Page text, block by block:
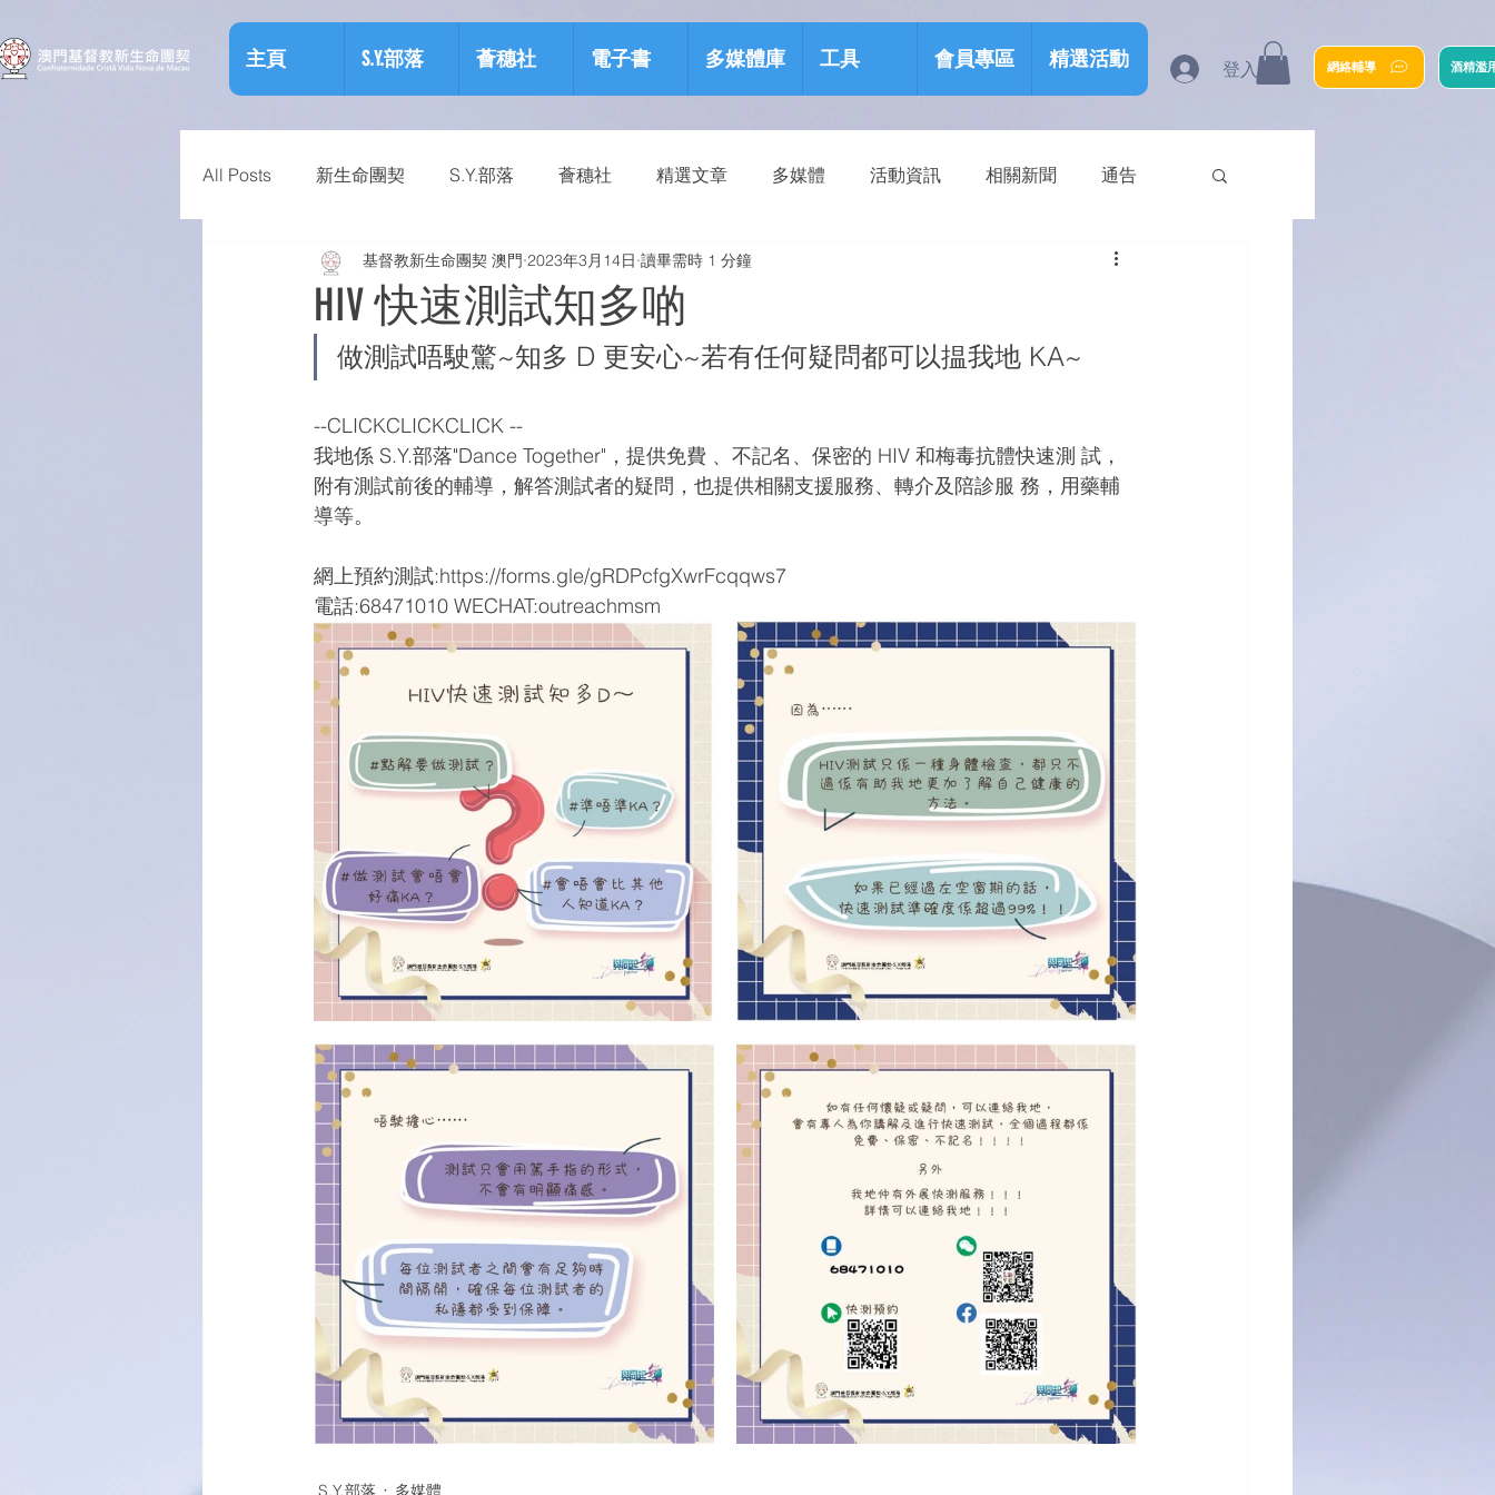
主頁 S.Y.部落 薈穗社 電子書 多媒體庫 工具 會員專區 精選活動 登入 網絡輔導 酒精濫
All Posts 新生命團契 S.Y.部落 薈穗社 精選文章 多媒體 活動資訊 相關新聞 通告
預防物質濫用資源包 健康生活
HIV 快速測試知多啲
基督教新生命團契 澳門 2023年3月14日 讀畢需時 1 分鐘
做測試唔駛驚~知多 D 更安心~若有任何疑問都可以揾我地 KA~
--CLICKCLICKCLICK --
我地係 S.Y.部落"Dance Together"，提供免費 、不記名、保密的 HIV 和梅毒抗體快速測 試，
附有測試前後的輔導，解答測試者的疑問，也提供相關支援服務、轉介及陪診服 務，用藥輔
導等。
網上預約測試:https://forms.gle/gRDPcfgXwrFcqqws7
電話:68471010 WECHAT:outreachmsm
S.Y.部落 多媒體